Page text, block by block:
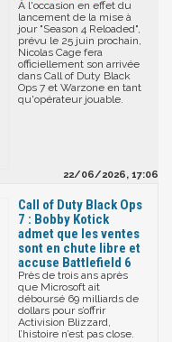
À l'occasion en effet du
lancement de la mise à
jour "Season 4 Reloaded",
prévu le 25 juin prochain,
Nicolas Cage fera
officiellement son arrivée
dans Call of Duty Black
Ops 7 et Warzone en tant
qu'opérateur jouable.
22/06/2026, 17:06
Call of Duty Black Ops
7 : Bobby Kotick
admet que les ventes
sont en chute libre et
accuse Battlefield 6
Près de trois ans après
que Microsoft ait
déboursé 69 milliards de
dollars pour s’offrir
Activision Blizzard,
l’histoire n’est pas close.